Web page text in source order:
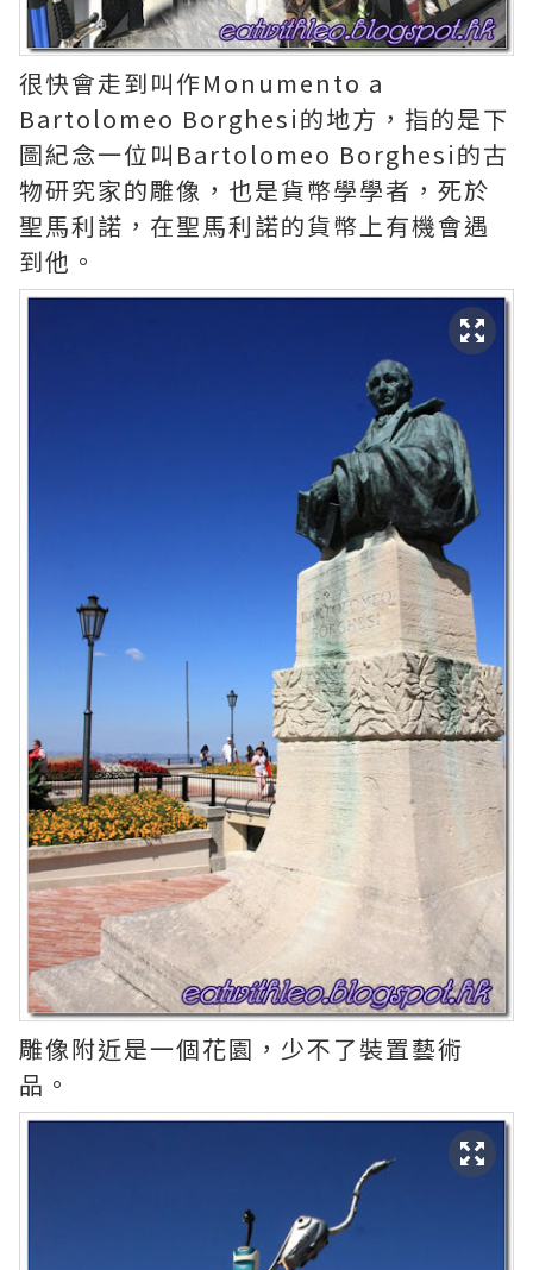
很快會走到叫作Monumento a
Bartolomeo Borghesi的地方，指的是下
圖紀念一位叫Bartolomeo Borghesi的古
物研究家的雕像，也是貨幣學學者，死於
聖馬利諾，在聖馬利諾的貨幣上有機會遇
到他。
雕像附近是一個花園，少不了裝置藝術
品。